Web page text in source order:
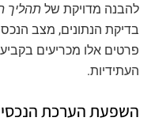
להבנה מדויקת של תהליך
בדיקת הנתונים, מצב הנכס
פרטים אלו מכריעים
העתידיות.
השפעת הערכת